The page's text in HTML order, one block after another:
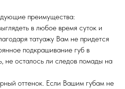
преимущества:
в любое время суток и
татуажу Вам не придется
подкрашивание губ в
не осталось ли следов помады на
оттенок. Если Вашим губам не